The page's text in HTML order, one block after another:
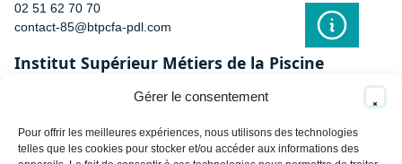
Gérer le consentement
Pour offrir les meilleures expériences, nous utilisons des technologies
telles que les cookies pour stocker et/ou accéder aux informations des
02 51 62 70 70
contact-85@btpcfa-pdl.com
Institut Supérieur Métiers de la Piscine